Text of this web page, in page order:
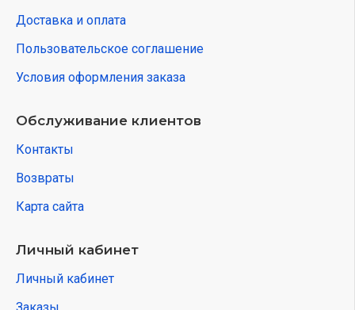
Доставка и оплата
Пользовательское соглашение
Условия оформления заказа
Обслуживание клиентов
Контакты
Возвраты
Карта сайта
Личный кабинет
Личный кабинет